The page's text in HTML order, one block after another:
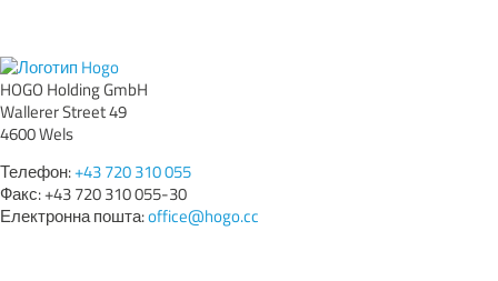
HOGO Holding GmbH
Wallerer Street 49
4600 Wels
Телефон:+43 720 310 055
Факс: +43 720 310 055-30
Електронна пошта:office@hogo.cc